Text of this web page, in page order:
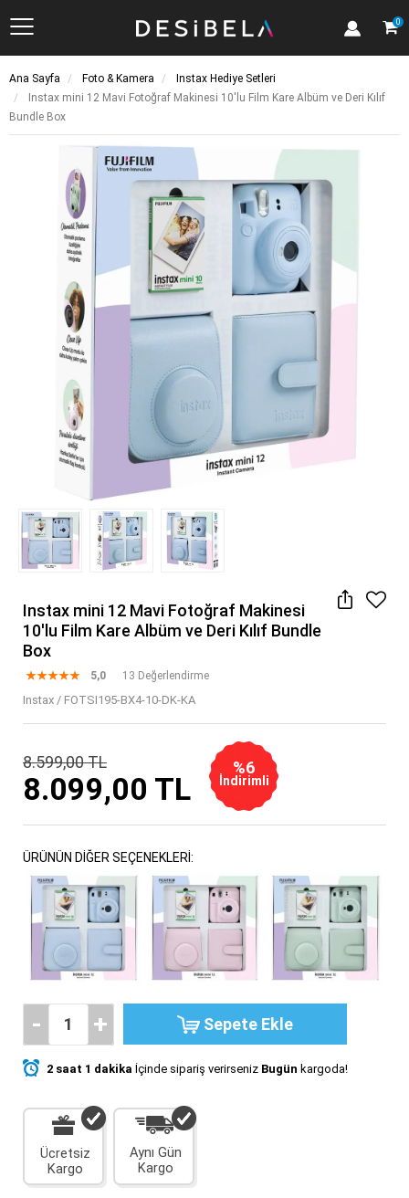
0
Kategoriler
Ana Sayfa Foto & Kamera
Instax Hediye Setleri
Instax mini 12 Mavi Fotoğraf Makinesi 10'lu Film Kare Albüm ve Deri Kılıf
Bundle Box
Instax mini 12 Mavi Fotoğraf Makinesi
10'lu Film Kare Albüm ve Deri Kılıf Bundle
Box
5,0 13 Değerlendirme
Instax / FOTSI195-BX4-10-DK-KA
8.599,00 TL
8.099,00 TL
%6
İndirimli
ÜRÜNÜN DİĞER SEÇENEKLERİ:
- + Sepete Ekle
2 saat 1 dakika İçinde sipariş verirseniz Bugün kargoda!
Ücretsiz
Kargo
Aynı Gün
Kargo